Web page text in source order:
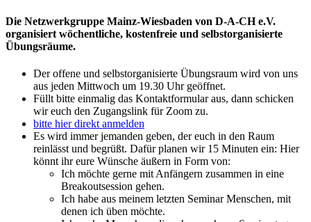
Die Netzwerkgruppe Mainz-Wiesbaden von D-A-CH e.V.
organisiert wöchentliche, kostenfreie und selbstorganisierte
Übungsräume.
Der offene und selbstorganisierte Übungsraum wird von uns
aus jeden Mittwoch um 19.30 Uhr geöffnet.
Füllt bitte einmalig das Kontaktformular aus, dann schicken
wir euch den Zugangslink für Zoom zu.
bitte hier direkt anmelden
Es wird immer jemanden geben, der euch in den Raum
reinlässt und begrüßt. Dafür planen wir 15 Minuten ein: Hier
könnt ihr eure Wünsche äußern in Form von:
Ich möchte gerne mit Anfängern zusammen in eine
Breakoutsession gehen.
Ich habe aus meinem letzten Seminar Menschen, mit
denen ich üben möchte.